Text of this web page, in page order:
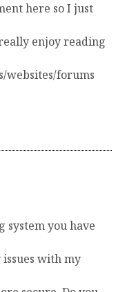
here so I just
enjoy reading
websites/forums
system you have
with my